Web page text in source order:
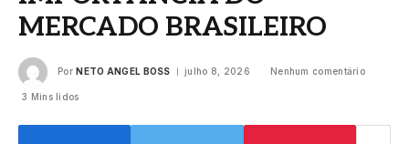
MERCADO BRASILEIRO
Por NETO ANGEL BOSS julho 8, 2026 Nenhum comentário
3 Mins lidos